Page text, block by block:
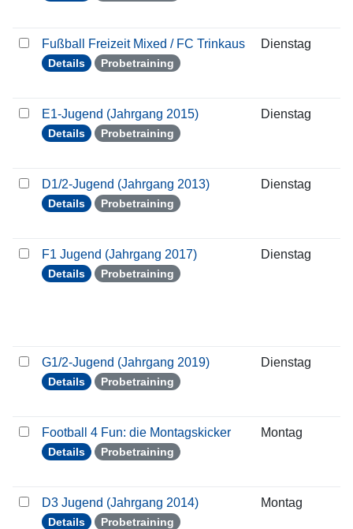
Fußball Freizeit Mixed / FC Trinkaus
Details Probetraining
Dienstag
E1-Jugend (Jahrgang 2015)
Details Probetraining
Dienstag
D1/2-Jugend (Jahrgang 2013)
Details Probetraining
Dienstag
F1 Jugend (Jahrgang 2017)
Details Probetraining
Dienstag
G1/2-Jugend (Jahrgang 2019)
Details Probetraining
Dienstag
Football 4 Fun: die Montagskicker
Details Probetraining
Montag
D3 Jugend (Jahrgang 2014)
Details Probetraining
Montag